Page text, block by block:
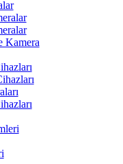
Kamera